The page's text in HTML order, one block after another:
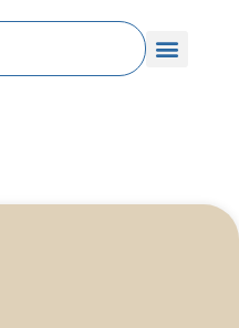
attributions